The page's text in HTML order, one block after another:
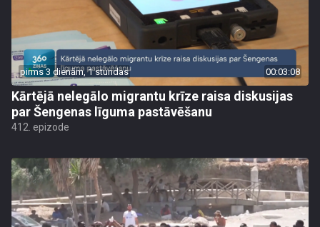
pirms 3 dienām, 1 stundas 00:03:08
Kārtējā nelegālo migrantu krīze raisa diskusijas
par Šengenas līguma pastāvēšanu
412. epizode